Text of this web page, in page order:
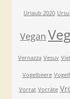
Urlaub 2020
Vegan
Vernazza Vesuv
Vogelbeere
Vorrat Vorräte